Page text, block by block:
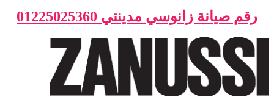
رقم صيانة زانوسي مدينتي